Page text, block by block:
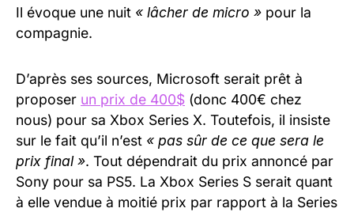
Il évoque une nuit « lâcher de micro » pour la
compagnie.
D’après ses sources, Microsoft serait prêt à
proposer un prix de 400$ (donc 400€ chez
nous) pour sa Xbox Series X. Toutefois, il insiste
sur le fait qu’il n’est « pas sûr de ce que sera le
prix final ». Tout dépendrait du prix annoncé par
Sony pour sa PS5. La Xbox Series S serait quant
à elle vendue à moitié prix par rapport à la Series